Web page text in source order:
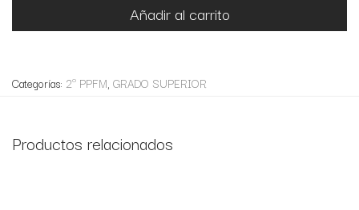
Añadir al carrito
Categorías: 2º PPFM, GRADO SUPERIOR
Productos relacionados